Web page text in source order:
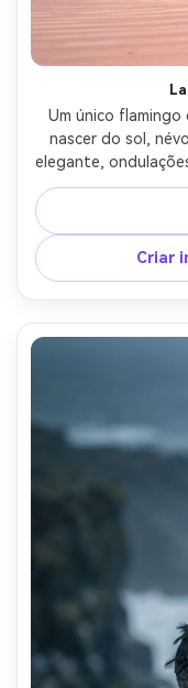
Um único flamingo
nascer do sol,
elegante,
EOS R3 com
suaves,
Criar